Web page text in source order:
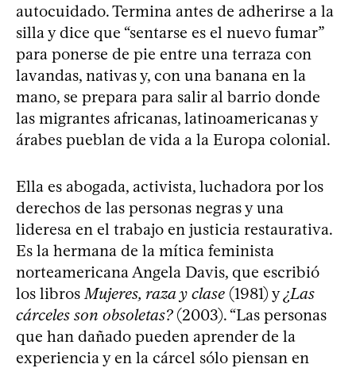
autocuidado. Termina antes de adherirse a la
silla y dice que “sentarse es el nuevo fumar”
para ponerse de pie entre una terraza con
lavandas, nativas y, con una banana en la
mano, se prepara para salir al barrio donde
las migrantes africanas, latinoamericanas y
árabes pueblan de vida a la Europa colonial.
Ella es abogada, activista, luchadora por los
derechos de las personas negras y una
lideresa en el trabajo en justicia restaurativa.
Es la hermana de la mítica feminista
norteamericana Angela Davis, que escribió
los libros Mujeres, raza y clase (1981) y¿Las
cárceles son obsoletas?(2003). “Las personas
que han dañado pueden aprender de la
experiencia y en la cárcel sólo piensan en